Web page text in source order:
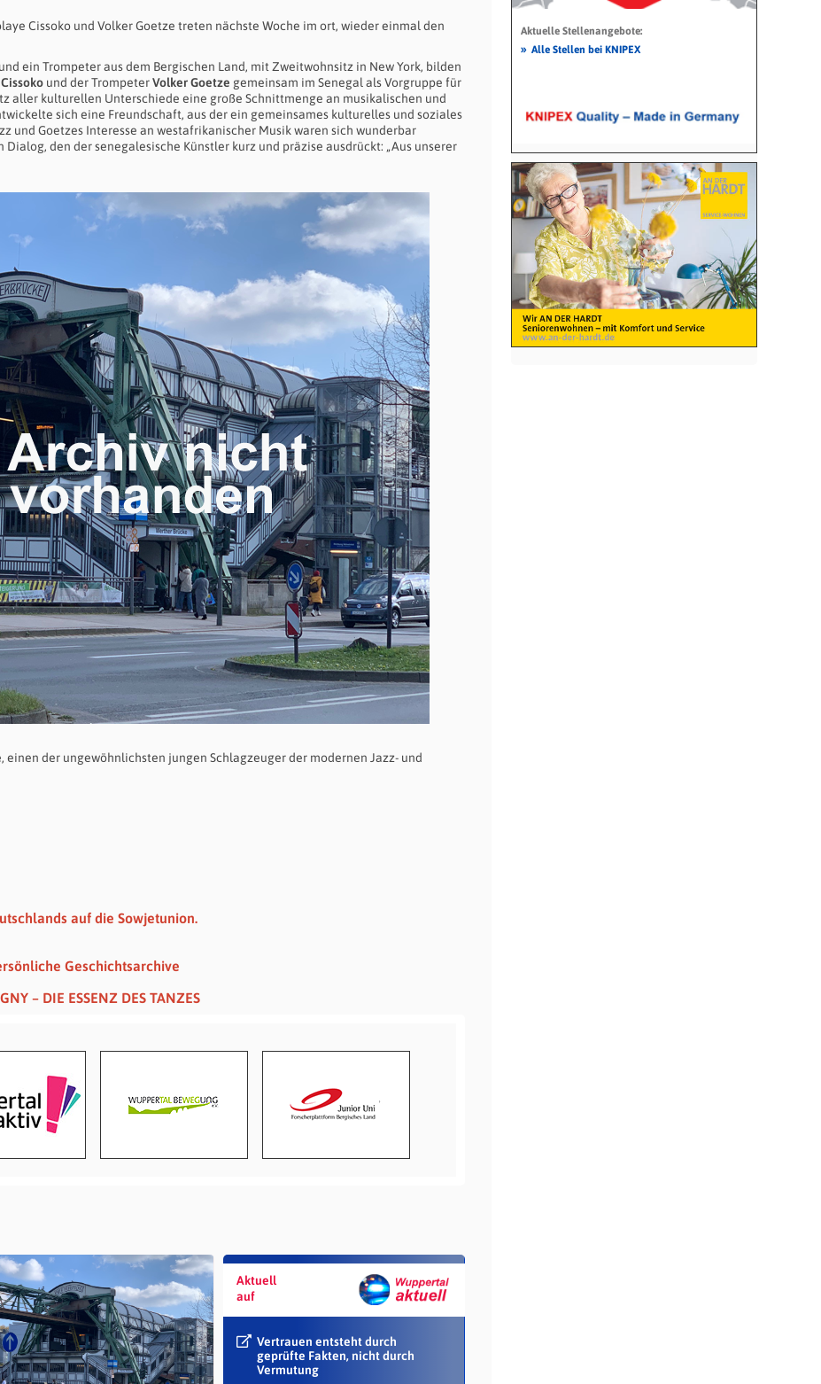
Cissoko und Volker Goetze treten nächste Woche im ort, wieder einmal den
ein Trompeter aus dem Bergischen Land, mit Zweitwohnsitz in New York, bilden
und der TrompeterVolker Goetze gemeinsam im Senegal als Vorgruppe für
aller kulturellen Unterschiede eine große Schnittmenge an musikalischen und
sich eine Freundschaft, aus der ein gemeinsames kulturelles und soziales
und Goetzes Interesse an westafrikanischer Musik waren sich wunderbar
den der senegalesische Künstler kurz und präzise ausdrückt: „Aus unserer
, einen der ungewöhnlichsten jungen Schlagzeuger der modernen Jazz- und
auf die Sowjetunion.
Geschichtsarchive
– DIE ESSENZ DES TANZES
Aktuell
auf
Vertrauen entsteht durch
geprüfte Fakten, nicht durch
Vermutung
Aktuelle Stellenangebote:
» Alle Stellen bei KNIPEX